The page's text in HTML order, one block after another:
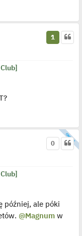
1
0
później, ale póki
@Magnumw